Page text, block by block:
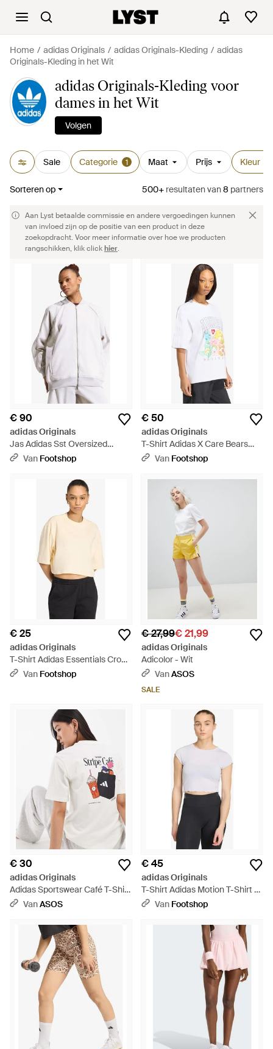
Home adidas Originals adidas Originals-Kleding
adidas
Originals-Kleding in het Wit
adidas Originals-Kleding voor
dames in het Wit
Volgen
Sale Categorie 1 Maat Prijs Kleur
Sorteren op 500+ resultatenvan8 partners
Aan Lyst betaalde commissie en andere vergoedingen kunnen
van invloed zijn op de positie van een product in deze
zoekopdracht. Voor meer informatie over hoe we producten
rangschikken, klik clickhier.
€ 90
adidas Originals
Jas Adidas Sst Oversized
Denim Tracktop - Wit
Van Footshop
€ 50
adidas Originals
T-Shirt Adidas X Care Bears
Oversized T-Shirt - Wit
Van Footshop
€ 25
adidas Originals
T-Shirt Adidas Essentials Crop
T-Shirt - Wit
Van Footshop
€ 27,99€ 21,99
adidas Originals
Adicolor - Wit
VanASOS
SALE
€ 30
adidas Originals
Adidas Sportswear Café T-Shirt
- WitVanASOS
€ 45
adidas Originals
T-Shirt Adidas Motion T-Shirt -
Wit Van Footshop